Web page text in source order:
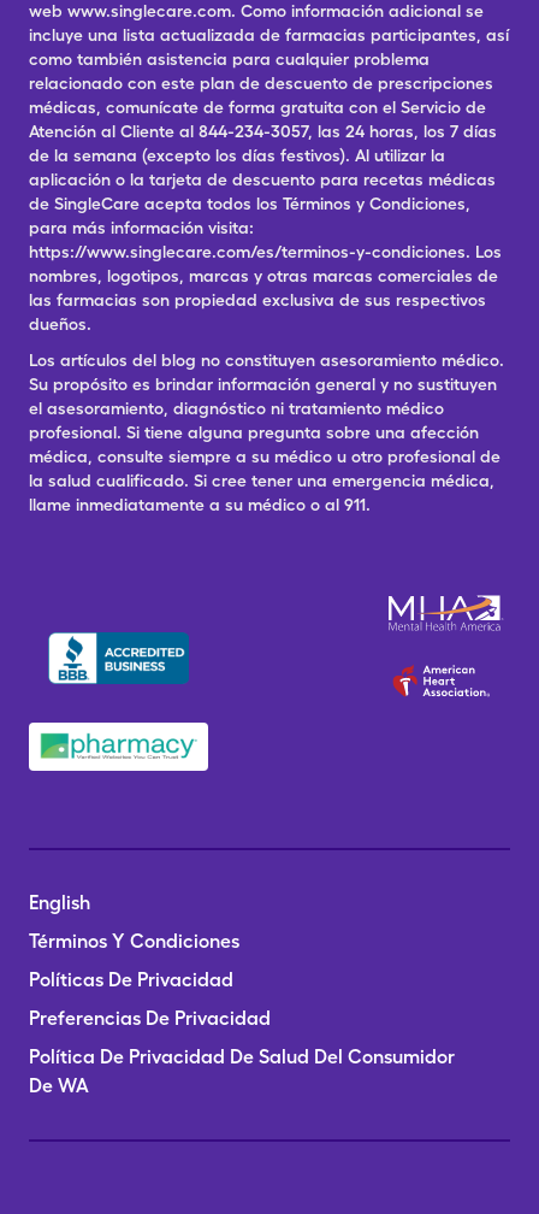
web www.singlecare.com. Como información adicional se
incluye una lista actualizada de farmacias participantes, así
como también asistencia para cualquier problema
relacionado con este plan de descuento de prescripciones
médicas, comunícate de forma gratuita con el Servicio de
Atención al Cliente al 844-234-3057, las 24 horas, los 7 días
de la semana (excepto los días festivos). Al utilizar la
aplicación o la tarjeta de descuento para recetas médicas
de SingleCare acepta todos los Términos y Condiciones,
para más información visita:
https://www.singlecare.com/es/terminos-y-condiciones. Los
nombres, logotipos, marcas y otras marcas comerciales de
las farmacias son propiedad exclusiva de sus respectivos
dueños.
Los artículos del blog no constituyen asesoramiento médico.
Su propósito es brindar información general y no sustituyen
el asesoramiento, diagnóstico ni tratamiento médico
profesional. Si tiene alguna pregunta sobre una afección
médica, consulte siempre a su médico u otro profesional de
la salud cualificado. Si cree tener una emergencia médica,
llame inmediatamente a su médico o al 911.
English
Términos Y Condiciones
Políticas De Privacidad
Preferencias De Privacidad
Política De Privacidad De Salud Del Consumidor
De WA